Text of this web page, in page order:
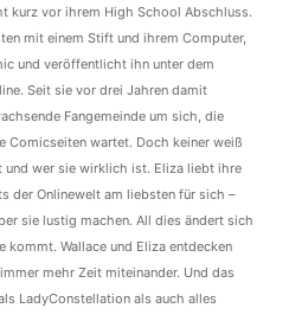
kurz vor ihrem High School Abschluss.
mit einem Stift und ihrem Computer,
und veröffentlicht ihn unter dem
Seit sie vor drei Jahren damit
Fangemeinde um sich, die
Comicseiten wartet. Doch keiner weiß
wer sie wirklich ist. Eliza liebt ihre
der Onlinewelt am liebsten für sich –
sie lustig machen. All dies ändert sich
kommt. Wallace und Eliza entdecken
mehr Zeit miteinander. Und das
LadyConstellation als auch alles